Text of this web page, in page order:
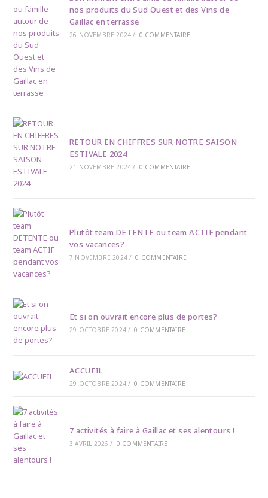
nos produits du Sud Ouest et des Vins de
Gaillac en terrasse
26 NOVEMBRE 2024 / 0 COMMENTAIRE
RETOUR EN CHIFFRES SUR NOTRE SAISON
ESTIVALE 2024
21 NOVEMBRE 2024 / 0 COMMENTAIRE
Plutôt team DETENTE ou team ACTIF pendant
vos vacances?
7 NOVEMBRE 2024 / 0 COMMENTAIRE
Et si on ouvrait encore plus de portes?
29 OCTOBRE 2024 / 0 COMMENTAIRE
ACCUEIL
29 OCTOBRE 2024 / 0 COMMENTAIRE
7 activités à faire à Gaillac et ses alentours !
3 AVRIL 2026 / 0 COMMENTAIRE